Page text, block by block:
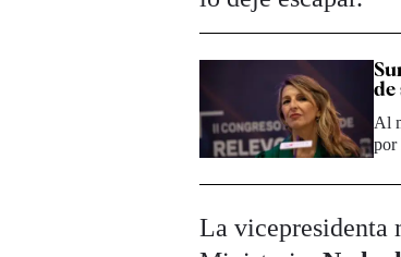
de
Al
por
La vicepresidenta